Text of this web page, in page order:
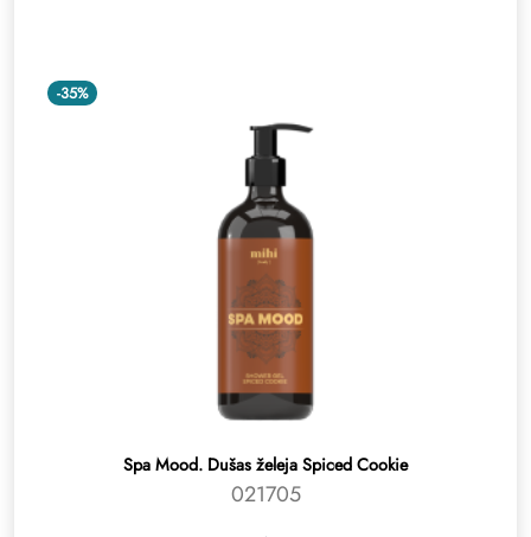
-35%
Spa Mood. Dušas želeja Spiced Cookie
021705